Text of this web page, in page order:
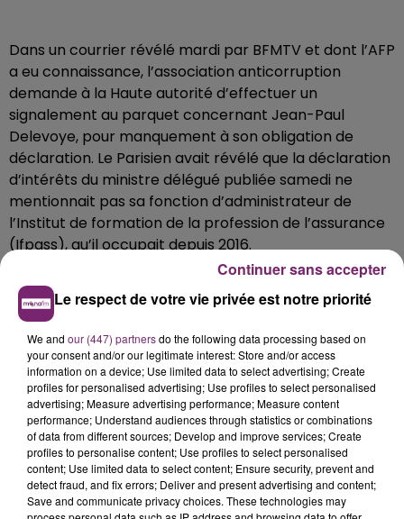
Dans un courrier révélé mardi par BFMTV et dont l’AFP
a eu connaissance, l’association anticorruption
demande à la Haute autorité d’effectuer un
signalement au parquet concernant Jean-Paul
Delevoye, pour manquement à son obligation de
déclaration. Le Parisien avait révélé que la déclaration
d’intérêts du ministre délégué publiée samedi ne
mentionnait pas sa fonction d’administrateur de
l’Institut de formation de la profession de l’assurance
(Ifpass), qu’il occupait depuis 2016.
Le respect de votre vie privée est notre priorité
We and our (447) partnersdo the following data processing based on
your consent and/or our legitimate interest: Store and/or access
information on a device; Use limited data to select advertising; Create
profiles for personalised advertising; Use profiles to select personalised
advertising; Measure advertising performance; Measure content
performance; Understand audiences through statistics or combinations
of data from different sources; Develop and improve services; Create
profiles to personalise content; Use profiles to select personalised
content; Use limited data to select content; Ensure security, prevent and
detect fraud, and fix errors; Deliver and present advertising and content;
Save and communicate privacy choices. These technologies may
Continuer sans accepter